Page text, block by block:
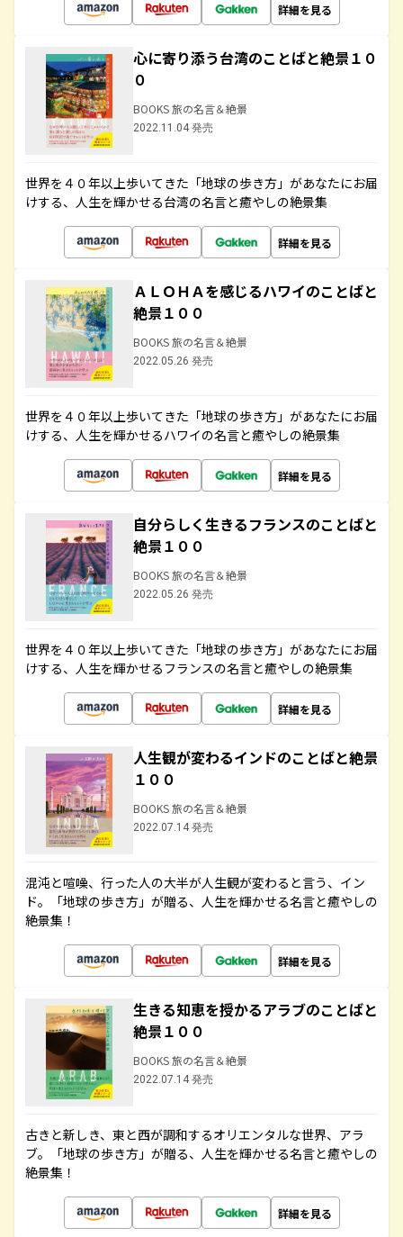
詳細を見る
心に寄り添う台湾のことばと絶景１０
０
BOOKS 旅の名言＆絶景
2022.11.04 発売
世界を４０年以上歩いてきた「地球の歩き方」があなたにお届
けする、人生を輝かせる台湾の名言と癒やしの絶景集
詳細を見る
ＡＬＯＨＡを感じるハワイのことばと
絶景１００
BOOKS 旅の名言＆絶景
2022.05.26 発売
世界を４０年以上歩いてきた「地球の歩き方」があなたにお届
けする、人生を輝かせるハワイの名言と癒やしの絶景集
詳細を見る
自分らしく生きるフランスのことばと
絶景１００
BOOKS 旅の名言＆絶景
2022.05.26 発売
世界を４０年以上歩いてきた「地球の歩き方」があなたにお届
けする、人生を輝かせるフランスの名言と癒やしの絶景集
詳細を見る
人生観が変わるインドのことばと絶景
１００
BOOKS 旅の名言＆絶景
2022.07.14 発売
混沌と喧噪、行った人の大半が人生観が変わると言う、イン
ド。「地球の歩き方」が贈る、人生を輝かせる名言と癒やしの
絶景集！
詳細を見る
生きる知恵を授かるアラブのことばと
絶景１００
BOOKS 旅の名言＆絶景
2022.07.14 発売
古きと新しき、東と西が調和するオリエンタルな世界、アラ
ブ。「地球の歩き方」が贈る、人生を輝かせる名言と癒やしの
絶景集！
詳細を見る